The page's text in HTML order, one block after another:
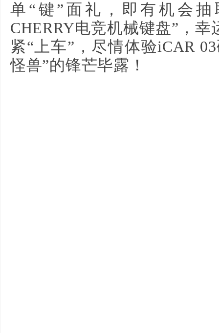
单“键”面礼，即有机会抽
CHERRY电竞机械键盘”，
紧“上车”，尽情体验iCAR
怪兽”的锋芒毕露！